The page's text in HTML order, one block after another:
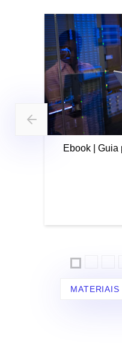
Ebook | Guia
MATERIAIS